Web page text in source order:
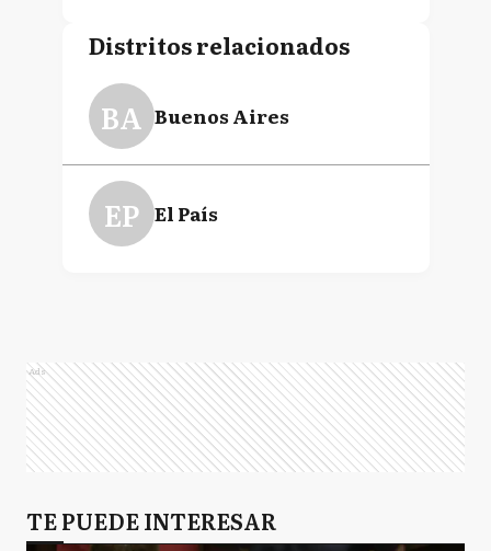
Distritos relacionados
BA Buenos Aires
EP El País
Ads
TE PUEDE INTERESAR